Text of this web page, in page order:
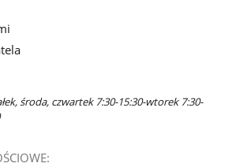
środa, czwartek 7:30-15:30-wtorek 7:30-